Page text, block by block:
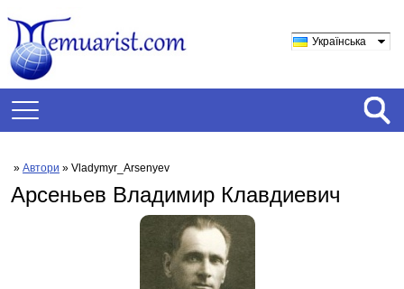
Українська
» Автори » Vladymyr_Arsenyev
Арсеньев Владимир Клавдиевич